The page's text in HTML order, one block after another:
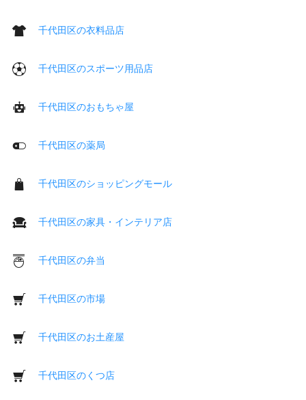
千代田区の衣料品店
千代田区のスポーツ用品店
千代田区のおもちゃ屋
千代田区の薬局
千代田区のショッピングモール
千代田区の家具・インテリア店
千代田区の弁当
千代田区の市場
千代田区のお土産屋
千代田区のくつ店